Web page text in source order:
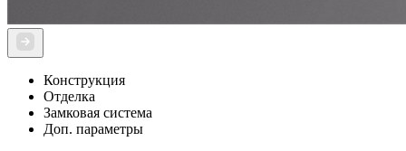
Конструкция
Отделка
Замковая система
Доп. параметры